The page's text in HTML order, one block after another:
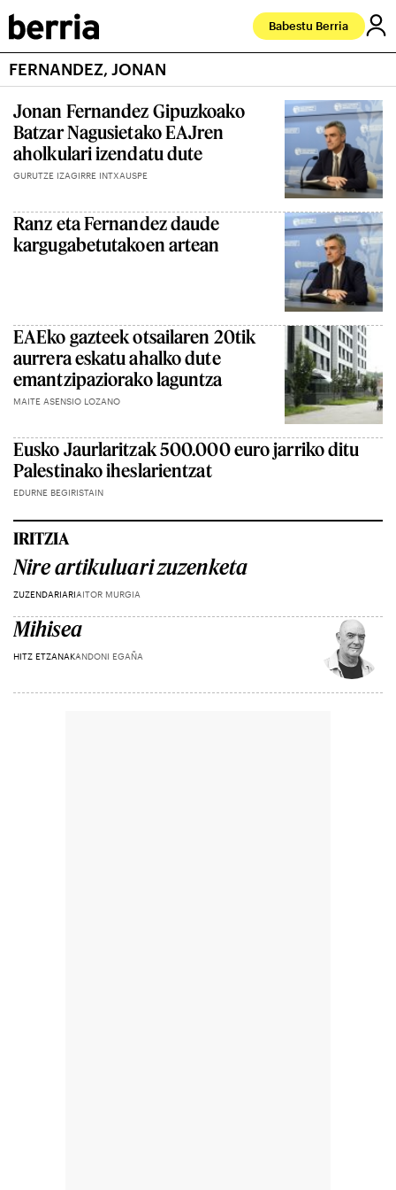
Babestu Berria
FERNANDEZ, JONAN
Jonan Fernandez Gipuzkoako
Batzar Nagusietako EAJren
aholkulari izendatu dute
GURUTZE IZAGIRRE INTXAUSPE
Ranz eta Fernandez daude
kargugabetutakoen artean
EAEko gazteek otsailaren 20tik
aurrera eskatu ahalko dute
emantzipaziorako laguntza
MAITE ASENSIO LOZANO
Eusko Jaurlaritzak 500.000 euro jarriko ditu
Palestinako iheslarientzat
EDURNE BEGIRISTAIN
IRITZIA
Nire artikuluari zuzenketa
ZUZENDARIARIAITOR MURGIA
Mihisea
HITZ ETZANAKANDONI EGAÑA